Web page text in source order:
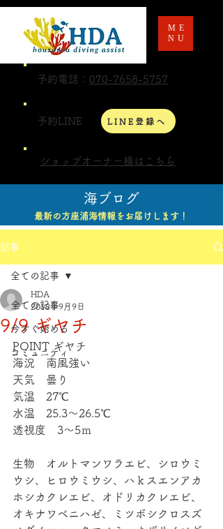
予約電話： 070-7658-5757
予約LINE LINE登録へ
ショップオーナー様はこちら
ME
NU
海ブログ
最新の方座浦海情報をお届けします！
記事
全ての記事
今すぐ始める
コミュニティ
全ての記事
9/9 ギヤチ
HDA
2018年9月9日
POINT ギヤチ
海況　南風強い
天気　曇り
気温　27℃
水温　25.3～26.5℃
透視度　3～5ｍ
生物　オルトマンワラエビ、シロウミ
ウシ、ヒロウミウシ、ハｋスエンアカ
ホシカクレエビ、オドリカクレエビ、
オキナワベニハゼ、ミツボシクロスズ